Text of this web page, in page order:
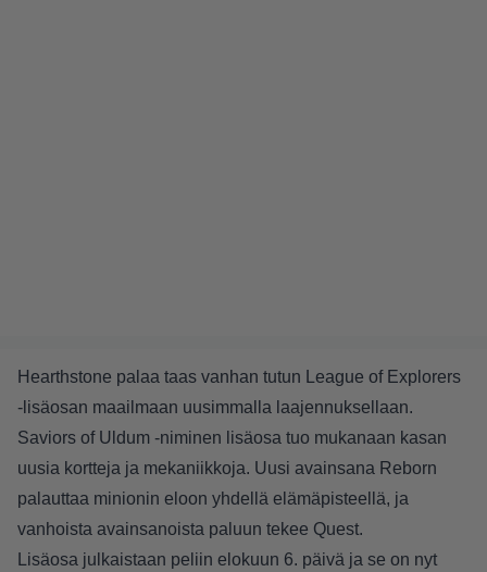
Hearthstone palaa taas vanhan tutun League of Explorers
-lisäosan maailmaan uusimmalla laajennuksellaan.
Saviors of Uldum -niminen lisäosa tuo mukanaan kasan
uusia kortteja ja mekaniikkoja. Uusi avainsana Reborn
palauttaa minionin eloon yhdellä elämäpisteellä, ja
vanhoista avainsanoista paluun tekee Quest.
Lisäosa julkaistaan peliin elokuun 6. päivä ja se on nyt